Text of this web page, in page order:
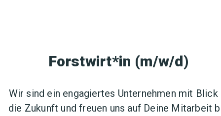
Forstwirt*in (m/w/d)
Wir sind ein engagiertes Unternehmen mit Blick
die Zukunft und freuen uns auf Deine Mitarbeit